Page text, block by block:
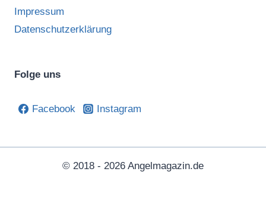
Impressum
Datenschutzerklärung
Folge uns
Facebook Instagram
© 2018 - 2026 Angelmagazin.de